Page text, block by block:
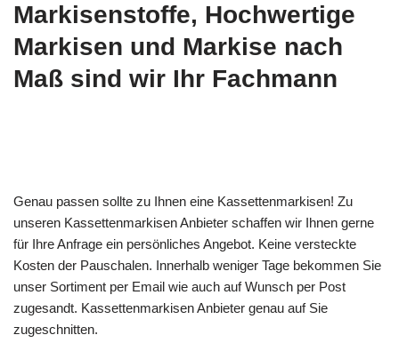
Markisenstoffe, Hochwertige
Markisen und Markise nach
Maß sind wir Ihr Fachmann
Genau passen sollte zu Ihnen eine Kassettenmarkisen! Zu
unseren Kassettenmarkisen Anbieter schaffen wir Ihnen gerne
für Ihre Anfrage ein persönliches Angebot. Keine versteckte
Kosten der Pauschalen. Innerhalb weniger Tage bekommen Sie
unser Sortiment per Email wie auch auf Wunsch per Post
zugesandt. Kassettenmarkisen Anbieter genau auf Sie
zugeschnitten.